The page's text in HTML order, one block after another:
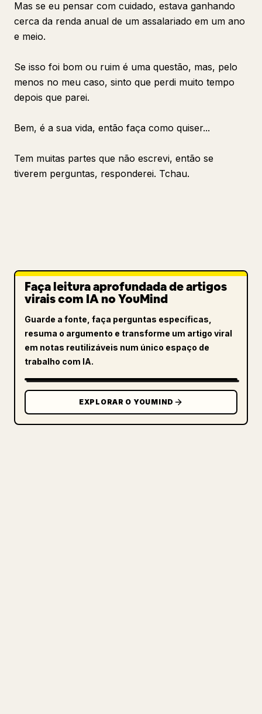
Mas se eu pensar com cuidado, estava ganhando
cerca da renda anual de um assalariado em um ano
e meio.
Se isso foi bom ou ruim é uma questão, mas, pelo
menos no meu caso, sinto que perdi muito tempo
depois que parei.
Bem, é a sua vida, então faça como quiser...
Tem muitas partes que não escrevi, então se
tiverem perguntas, responderei. Tchau.
Faça leitura aprofundada de artigos
virais com IA no YouMind
Guarde a fonte, faça perguntas específicas,
resuma o argumento e transforme um artigo viral
em notas reutilizáveis num único espaço de
trabalho com IA.
EXPLORAR O YOUMIND